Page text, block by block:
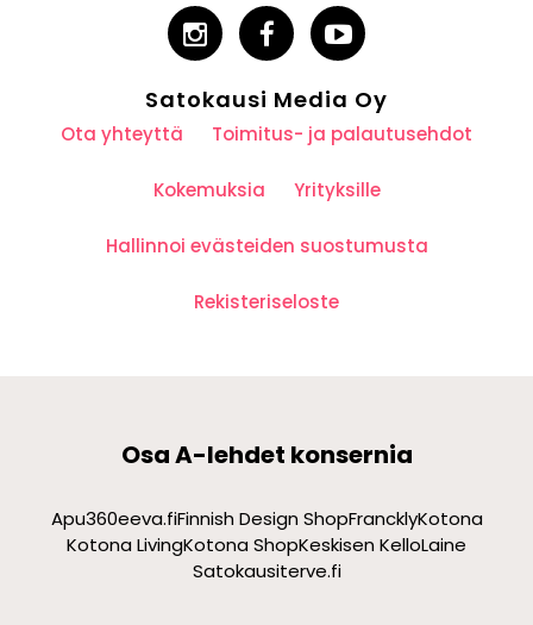
Satokausi Media Oy
Ota yhteyttä Toimitus- ja palautusehdot
Kokemuksia Yrityksille
Hallinnoi evästeiden suostumusta
Rekisteriseloste
Osa A-lehdet konsernia
Apu360eeva.fiFinnish Design ShopFrancklyKotona
Kotona LivingKotona ShopKeskisen KelloLaine
Satokausiterve.fi